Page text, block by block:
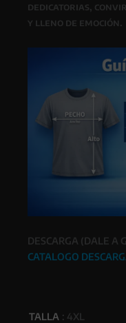
dedicatorias,
y lleno de emoción.
DESCARGA (DALE A
CATALOGO
TALLA : 4XL